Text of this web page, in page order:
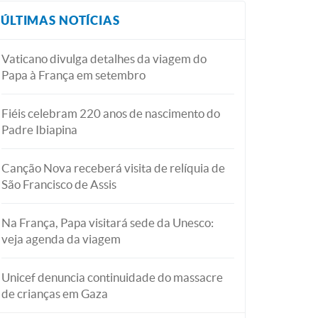
ÚLTIMAS NOTÍCIAS
Vaticano divulga detalhes da viagem do
Papa à França em setembro
Fiéis celebram 220 anos de nascimento do
Padre Ibiapina
Canção Nova receberá visita de relíquia de
São Francisco de Assis
Na França, Papa visitará sede da Unesco:
veja agenda da viagem
Unicef denuncia continuidade do massacre
de crianças em Gaza